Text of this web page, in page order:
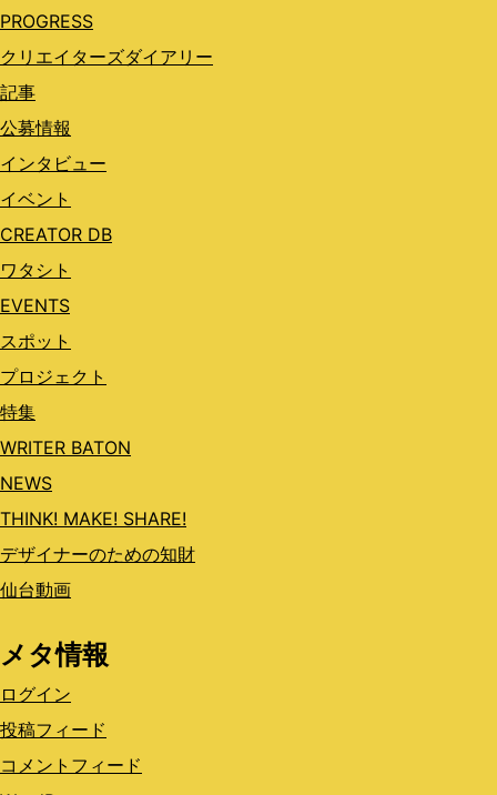
PROGRESS
クリエイターズダイアリー
記事
公募情報
インタビュー
イベント
CREATOR DB
ワタシト
EVENTS
スポット
プロジェクト
特集
WRITER BATON
NEWS
THINK! MAKE! SHARE!
デザイナーのための知財
仙台動画
メタ情報
ログイン
投稿フィード
コメントフィード